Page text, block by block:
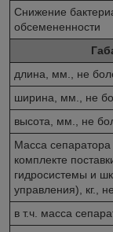
Снижение
обсемененности
длина, мм., не
ширина, мм., не
высота, мм., не
Масса сепаратора
комплекте
гидросистемы и
управления), кг.,
в т.ч. масса